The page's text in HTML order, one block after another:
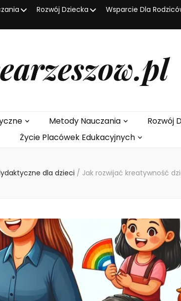
Rozwój Dziecka Wsparcie Dla
Metody Nauczania Rozwój
Życie Placówek Edukacyjnych
dla dzieci / Jak rozwijać kreatywność